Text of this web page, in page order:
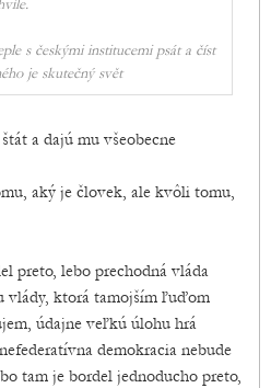
s českými institucemi psát a číst
je skutečný svět
a dajú mu všeobecne
aký je človek, ale kvôli tomu,
preto, lebo prechodná vláda
vlády, ktorá tamojším ľuďom
údajne veľkú úlohu hrá
demokracia nebude
tam je bordel jednoducho preto,